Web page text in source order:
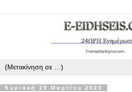
Κυριακή 29 Μαρτίου 2020